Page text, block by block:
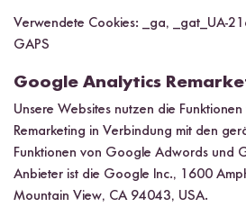
Verwendete Cookies: _ga, _gat_UA-
GAPS
Google Analytics
Unsere Websites nutzen die
Remarketing in Verbindung mit den
Funktionen von Google Adwords und
Anbieter ist die Google Inc., 1600
Mountain View, CA 94043, USA.